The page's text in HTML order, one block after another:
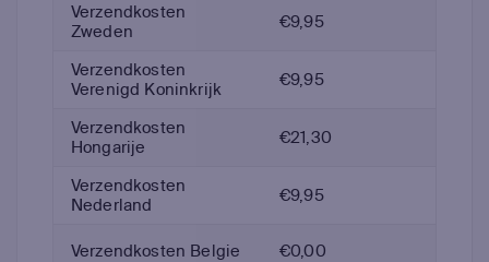
Verzendkosten
Zweden
€9,95
Verzendkosten
Verenigd Koninkrijk
€9,95
Verzendkosten
Hongarije
€21,30
Verzendkosten
Nederland
€9,95
Verzendkosten Belgie €0,00